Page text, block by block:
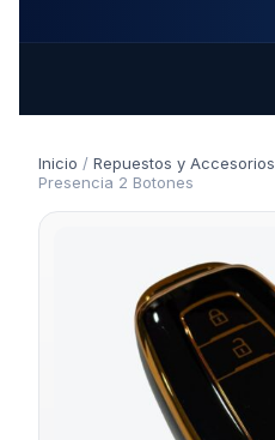
Inicio / Repuestos y Accesorios
Presencia 2 Botones